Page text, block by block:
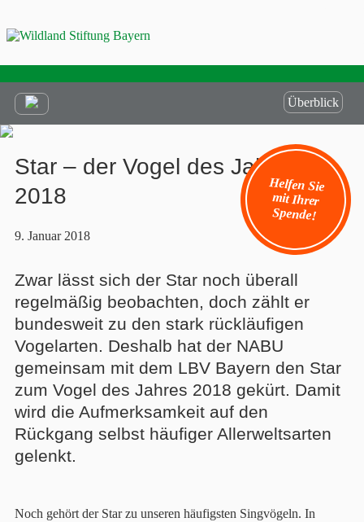
Helfen Sie
mit Ihrer
Spende!
Überblick
Star – der Vogel des Jahres
2018
9. Januar 2018
Zwar lässt sich der Star noch überall
regelmäßig beobachten, doch zählt er
bundesweit zu den stark rückläufigen
Vogelarten. Deshalb hat der NABU
gemeinsam mit dem LBV Bayern den Star
zum Vogel des Jahres 2018 gekürt. Damit
wird die Aufmerksamkeit auf den
Rückgang selbst häufiger Allerweltsarten
gelenkt.
Noch gehört der Star zu unseren häufigsten Singvögeln. In